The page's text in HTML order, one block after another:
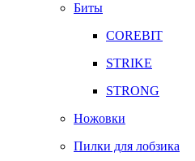
Биты
COREBIT
STRIKE
STRONG
Ножовки
Пилки для лобзика